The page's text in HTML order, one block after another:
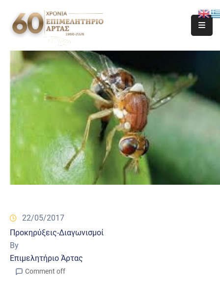
22/05/2017
Προκηρύξεις-Διαγωνισμοί
By
Επιμελητήριο Άρτας
Comment off